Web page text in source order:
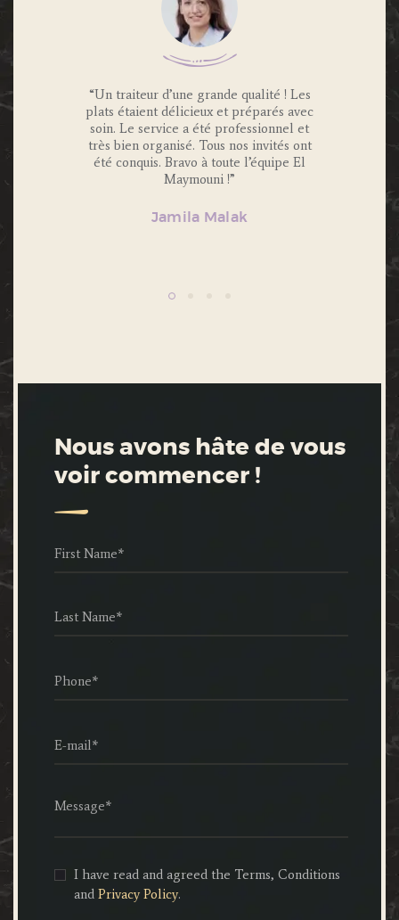
invités
“Un traiteur d’une grande qualité ! Les
plats étaient délicieux et préparés avec
soin. Le service a été professionnel et
très bien organisé. Tous nos invités ont
été conquis. Bravo à toute l’équipe El
Maymouni !”
Jamila Malak
“Nous
Nous avons hâte de vous
voir commencer !
I have read and agreed the Terms, Conditions
andPrivacy Policy.